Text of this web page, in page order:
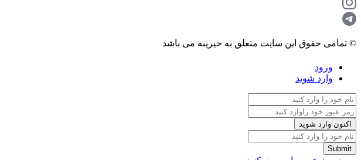
© تمامی حقوق این سایت متعلق به خیرینه می باشد
ورود
وارد شوید